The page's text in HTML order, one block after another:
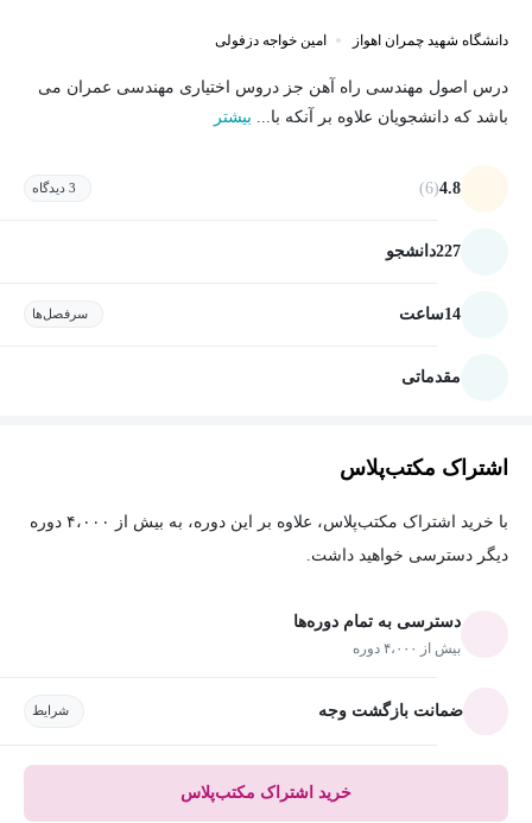
دانشگاه شهید چمران اهواز امین خواجه دزفولی
درس اصول مهندسی راه آهن جز دروس اختیاری مهندسی عمران می
باشد که دانشجویان علاوه بر آنکه با... بیشتر
4.8
(6) 3 دیدگاه
227دانشجو
14ساعت سرفصل‌ها
مقدماتی
اشتراک مکتب‌پلاس
با خرید اشتراک مکتب‌پلاس، علاوه بر این دوره، به بیش از ۴،۰۰۰ دوره
دیگر دسترسی خواهید داشت.
دسترسی به تمام دوره‌ها
بیش از ۴،۰۰۰ دوره
ضمانت بازگشت وجه شرایط
خرید اشتراک مکتب‌پلاس